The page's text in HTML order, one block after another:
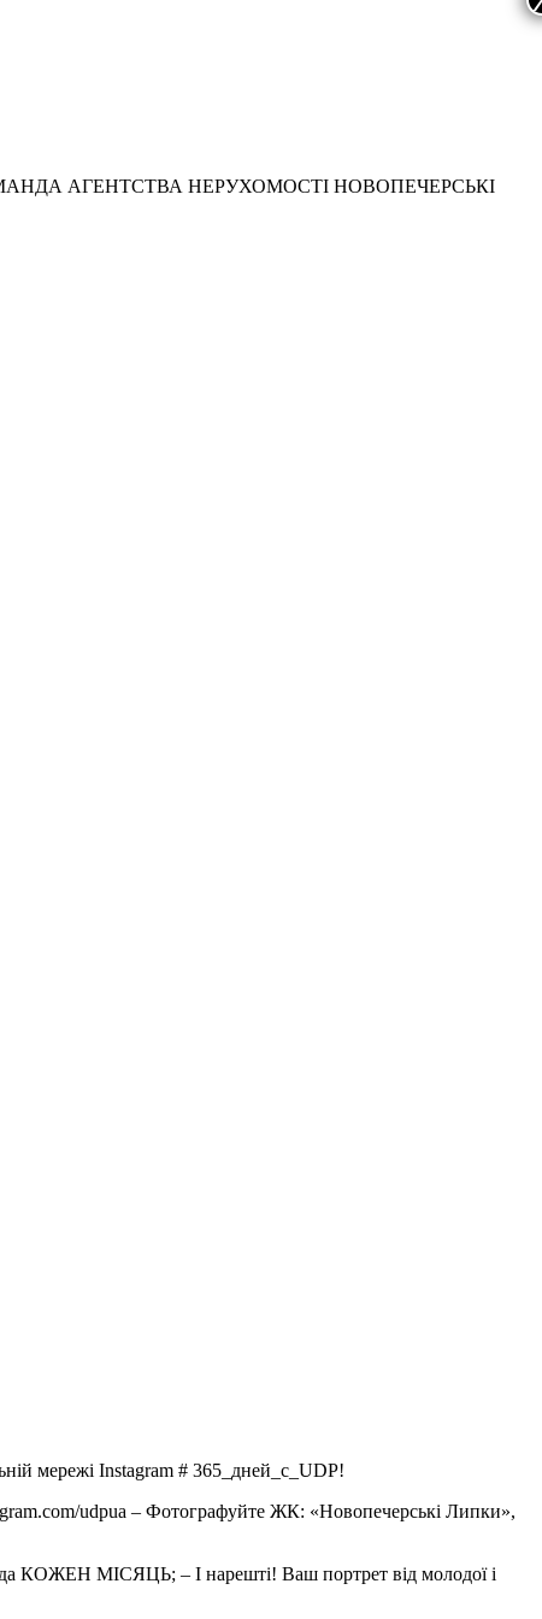
АГЕНТСТВА НЕРУХОМОСТІ НОВОПЕЧЕРСЬКІ
мережі Instagram # 365_дней_с_UDP!
udpua – Фотографуйте ЖК: «Новопечерські Липки»,
КОЖЕН МІСЯЦЬ; – І нарешті! Ваш портрет від молодої і